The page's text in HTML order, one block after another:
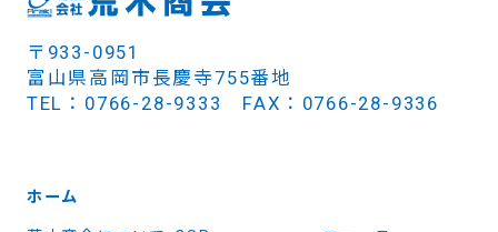
〒933-0951
富山県高岡市長慶寺755番地
TEL：0766-28-9333 FAX：0766-28-9336
ホーム